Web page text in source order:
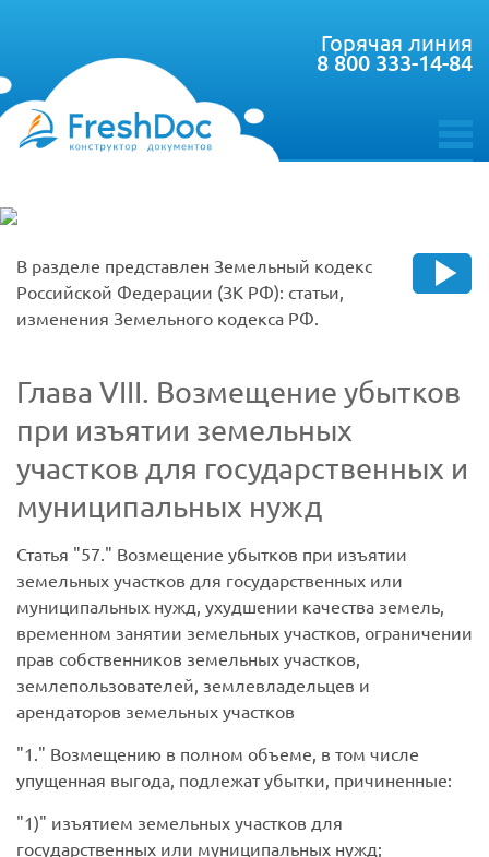
toggle
Горячая линия
8 800 333-14-84
В разделе представлен Земельный кодекс
Российской Федерации (ЗК РФ): статьи,
изменения Земельного кодекса РФ.
Глава VIII. Возмещение убытков
при изъятии земельных
участков для государственных и
муниципальных нужд
Статья 57.
Возмещение убытков при изъятии
земельных участков для государственных или
муниципальных нужд, ухудшении качества земель,
временном занятии земельных участков, ограничении
прав собственников земельных участков,
землепользователей, землевладельцев и
арендаторов земельных участков
1.
Возмещению в полном объеме, в том числе
упущенная выгода, подлежат убытки, причиненные:
1)
изъятием земельных участков для
государственных или муниципальных нужд;